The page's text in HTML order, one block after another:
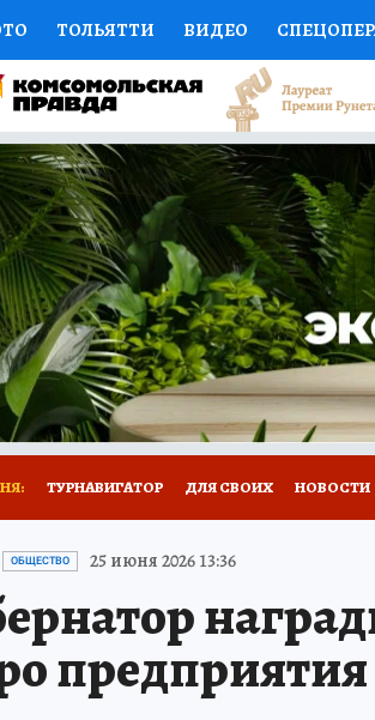
ТОЛЬЯТТИ ВИДЕО
НАУКА СПОРТ
ЭКСПЕРТОВ ДОКТОР
ПОЛКА ПРОГНОЗЫ НА СПОРТ
ЦЕНТР НЕДВИЖИМОСТЬ
КП РЕКЛАМА
ТУРНАВИГАТОР ДЛЯ СВОИХ НОВОСТИ
НАДЕЖНЫЕ РАБОТОДАТЕЛИ
НОВЫЙ ГОД В САМАРЕ КП В МАХ
КУЙБЫШЕВ - ФРОНТУ ИТОГИ ГОДА-2024
ОБЩЕСТВО 25 июня 2026 13:36